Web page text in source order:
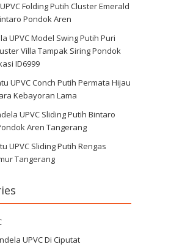
Folding Putih Cluster Emerald
Pondok Aren
UPVC Model Swing Putih Puri
Villa Tampak Siring Pondok
ID6999
UPVC Conch Putih Permata Hijau
Kebayoran Lama
UPVC Sliding Putih Bintaro
Aren Tangerang
UPVC Sliding Putih Rengas
Tangerang
UPVC Di Ciputat